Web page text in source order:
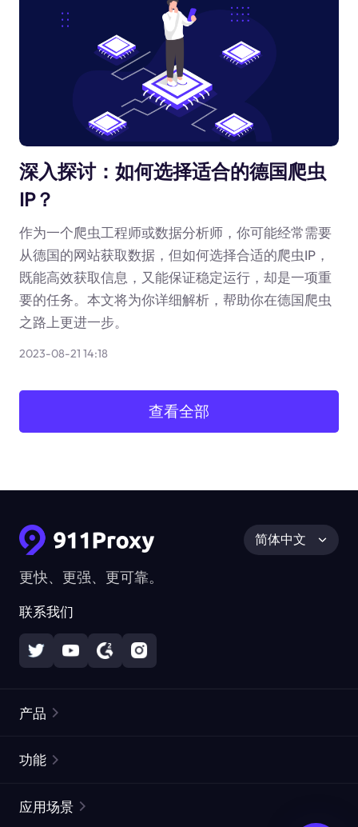
深入探讨：如何选择适合的德国爬虫
IP？
作为一个爬虫工程师或数据分析师，你可能经常需要
从德国的网站获取数据，但如何选择合适的爬虫IP，
既能高效获取信息，又能保证稳定运行，却是一项重
要的任务。本文将为你详细解析，帮助你在德国爬虫
之路上更进一步。
2023-08-21 14:18
查看全部
更快、更强、更可靠。
联系我们
简体中文
产品
静态住宅代理
功能
应用场景